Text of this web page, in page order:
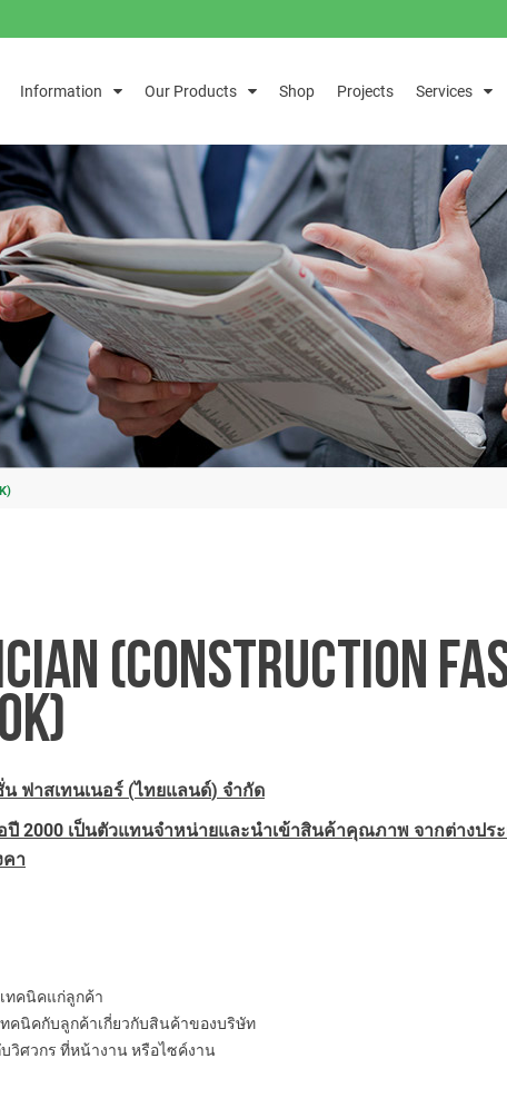
Information Our Products Shop Projects Services
(CONSTRUCTION
ฟาสเทนเนอร์ (ไทยแลนด์) จำกัด
ปี 2000 เป็นตัวแทนจำหน่ายและนำเข้าสินค้าคุณภาพ จากต่างปร
คา
ทคนิคแก่ลูกค้า
คนิคกับลูกค้าเกี่ยวกับสินค้าของบริษัท
วิศวกร ที่หน้างาน หรือไซค์งาน